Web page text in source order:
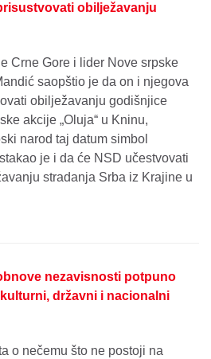
obilježavanju
Crne Gore i lider Nove srpske
saopštio je da on i njegova
obilježavanju godišnjice
akcije „Oluja“ u Kninu,
narod taj datum simbol
je i da će NSD učestvovati
stradanja Srba iz Krajine u
nezavisnosti potpuno
državni i nacionalni
o nečemu što ne postoji na